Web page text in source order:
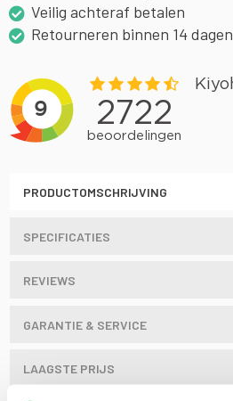
Veilig achteraf betalen
Retourneren binnen 14 dagen
PRODUCTOMSCHRIJVING
SPECIFICATIES
REVIEWS
GARANTIE & SERVICE
LAAGSTE PRIJS